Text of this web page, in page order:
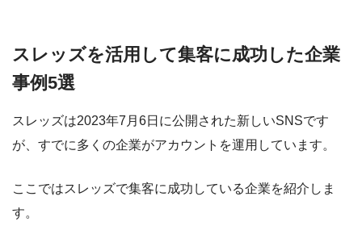
スレッズを活用して集客に成功した企業
事例5選
スレッズは2023年7月6日に公開された新しいSNSです
が、すでに多くの企業がアカウントを運用しています。
ここではスレッズで集客に成功している企業を紹介しま
す。